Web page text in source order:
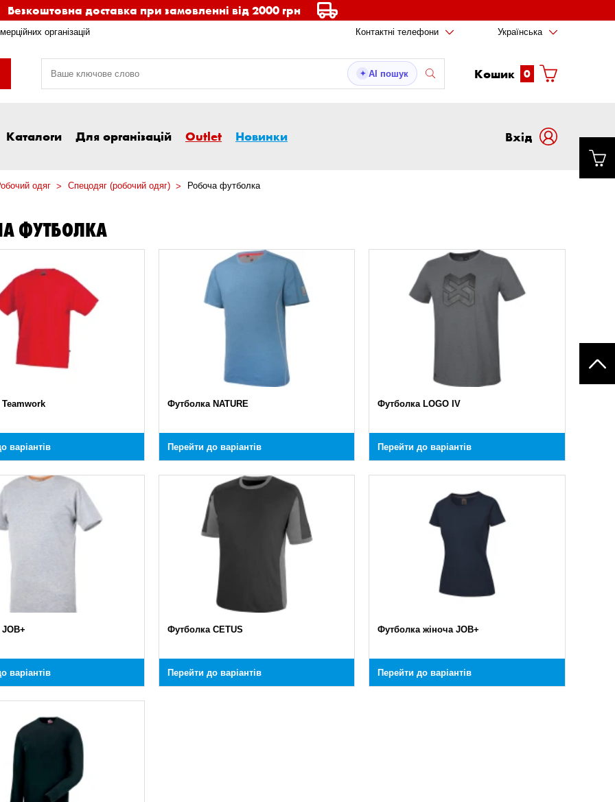
Безкоштовна доставка при замовленні від 2000 грн
організацій Контактні телефони Українська
✦ AI пошук Кошик 0
Каталоги Для організацій Outlet Новинки Вxід
одяг Спецодяг (робочий одяг) Робоча футболка
ФУТБОЛКА
варіантів
Футболка NATURE
Перейти до варіантів
Футболка LOGO IV
Перейти до варіантів
варіантів
Футболка CETUS
Перейти до варіантів
Футболка жіноча JOB+
Перейти до варіантів